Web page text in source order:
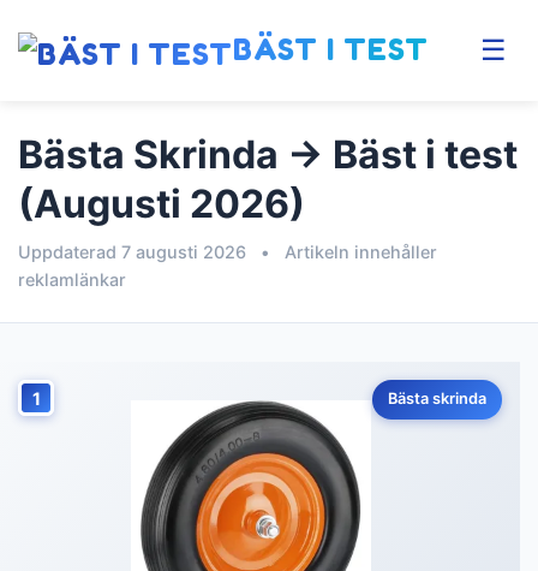
BÄST I TEST ☰
Bästa Skrinda → Bäst i test
(Augusti 2026)
Uppdaterad 7 augusti 2026 •
Artikeln innehåller
reklamlänkar
1 Bästa skrinda